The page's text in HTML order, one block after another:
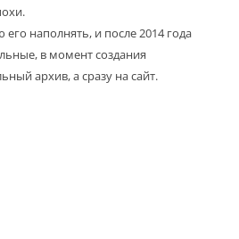
наполнять, и после 2014 года
в момент создания
архив, а сразу на сайт.